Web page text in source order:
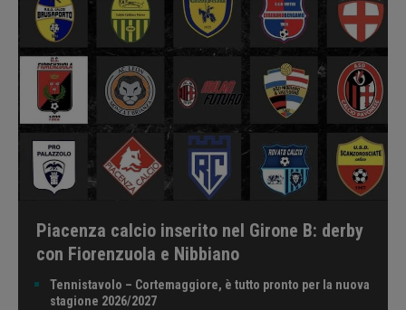
Piacenza calcio inserito nel Girone B: derby
con Fiorenzuola e Nibbiano
Tennistavolo – Cortemaggiore, è tutto pronto per la nuova
stagione 2026/2027